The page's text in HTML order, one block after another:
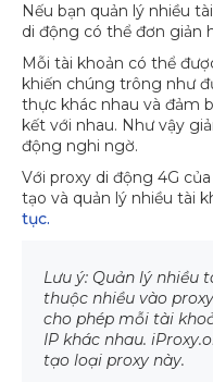
Nếu bạn quản lý nhiều
di động có thể đơn giản
Mỗi tài khoản có thể
khiến chúng trông như
thực khác nhau và đảm
kết với nhau. Như vậy
động nghi ngờ.
Với proxy di động 4G
tạo và quản lý nhiều tài
tục.
Lưu ý: Quản lý nhiều
thuộc nhiều vào
cho phép mỗi tài
IP khác nhau.
tạo loại proxy này.